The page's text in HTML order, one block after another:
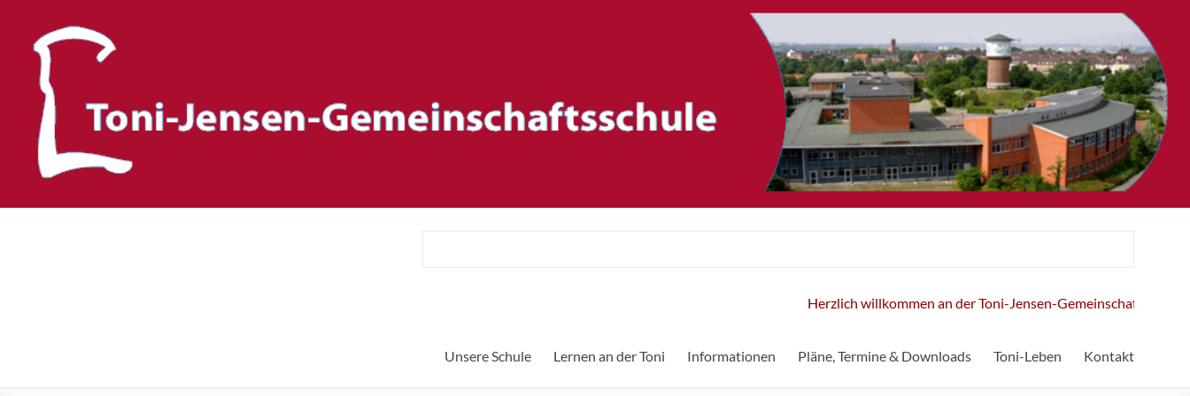
Herzlich willkommen an der Toni-Jensen-Gemeinschaftsschule!
Unsere Schule Lernen an der Toni Informationen Pläne, Termine & Downloads Toni-Leben Kontakt